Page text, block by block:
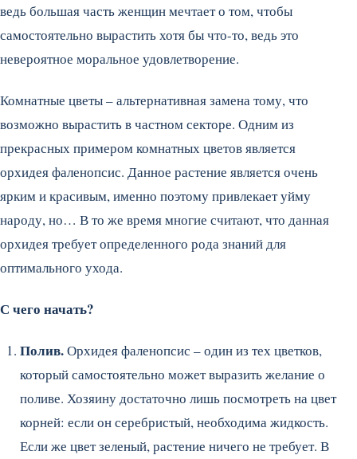
ведь большая часть женщин мечтает о том, чтобы
самостоятельно вырастить хотя бы что-то, ведь это
невероятное моральное удовлетворение.
Комнатные цветы – альтернативная замена тому, что
возможно вырастить в частном секторе. Одним из
прекрасных примером комнатных цветов является
орхидея фаленопсис. Данное растение является очень
ярким и красивым, именно поэтому привлекает уйму
народу, но… В то же время многие считают, что данная
орхидея требует определенного рода знаний для
оптимального ухода.
С чего начать?
Полив.Орхидея фаленопсис – один из тех цветков,
который самостоятельно может выразить желание о
поливе. Хозяину достаточно лишь посмотреть на цвет
корней: если он серебристый, необходима жидкость.
Если же цвет зеленый, растение ничего не требует. В